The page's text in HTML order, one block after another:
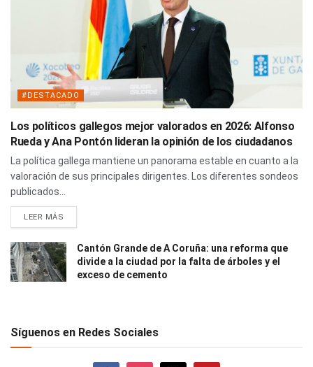
#DESTACADO
Los políticos gallegos mejor valorados en 2026: Alfonso
Rueda y Ana Pontón lideran la opinión de los ciudadanos
La política gallega mantiene un panorama estable en cuanto a la
valoración de sus principales dirigentes. Los diferentes sondeos
publicados...
LEER MÁS
Cantón Grande de A Coruña: una reforma que
divide a la ciudad por la falta de árboles y el
exceso de cemento
Síguenos en Redes Sociales